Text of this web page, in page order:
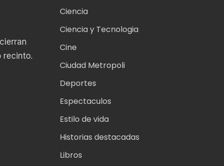
recinto.
Ciencia
Ciencia y Tecnologia
Cine
Ciudad Metropoli
Deportes
Espectaculos
Estilo de vida
Historias destacadas
Libros